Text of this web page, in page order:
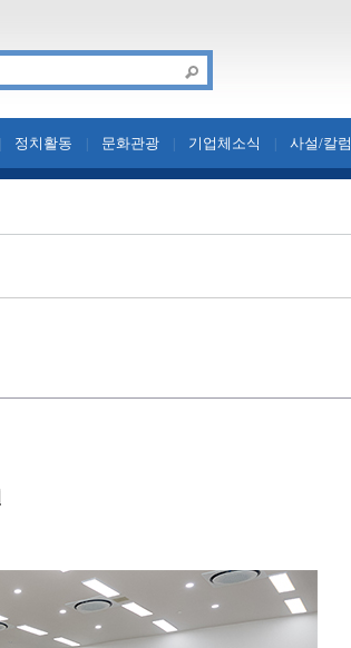
정치활동 문화관광 기업체소식 사설/칼럼